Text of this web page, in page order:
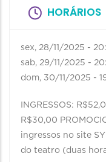
HORÁRIOS
sex, 28/11/2025 -
sab, 29/11/2025 -
dom, 30/11/2025 -
INGRESSOS:
R$30,00
ingressos no site
do teatro (duas